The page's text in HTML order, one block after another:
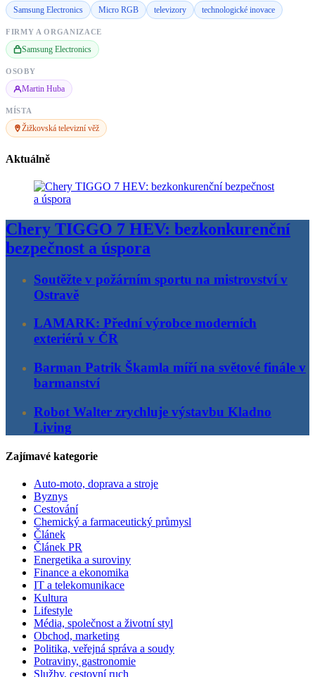
Samsung Electronics Micro RGB televizory technologické inovace
FIRMY A ORGANIZACE
Samsung Electronics
OSOBY
Martin Huba
MÍSTA
Žižkovská televizní věž
Aktuálně
Chery TIGGO 7 HEV: bezkonkurenční
bezpečnost a úspora
Soutěžte v požárním sportu na mistrovství v
Ostravě
LAMARK: Přední výrobce moderních
exteriérů v ČR
Barman Patrik Škamla míří na světové finále v
barmanství
Robot Walter zrychluje výstavbu Kladno
Living
Zajímavé kategorie
Auto-moto, doprava a stroje
Byznys
Cestování
Chemický a farmaceutický průmysl
Článek
Článek PR
Energetika a suroviny
Finance a ekonomika
IT a telekomunikace
Kultura
Lifestyle
Média, společnost a životní styl
Obchod, marketing
Politika, veřejná správa a soudy
Potraviny, gastronomie
Služby, cestovní ruch